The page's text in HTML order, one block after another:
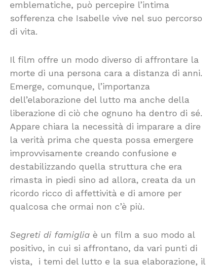
emblematiche, può percepire l’intima
sofferenza che Isabelle vive nel suo percorso
di vita.
Il film offre un modo diverso di affrontare la
morte di una persona cara a distanza di anni.
Emerge, comunque, l’importanza
dell’elaborazione del lutto ma anche della
liberazione di ciò che ognuno ha dentro di sé.
Appare chiara la necessità di imparare a dire
la verità prima che questa possa emergere
improvvisamente creando confusione e
destabilizzando quella struttura che era
rimasta in piedi sino ad allora, creata da un
ricordo ricco di affettività e di amore per
qualcosa che ormai non c’è più.
Segreti di famiglia è un film a suo modo al
positivo, in cui si affrontano, da vari punti di
vista, i temi del lutto e la sua elaborazione, il